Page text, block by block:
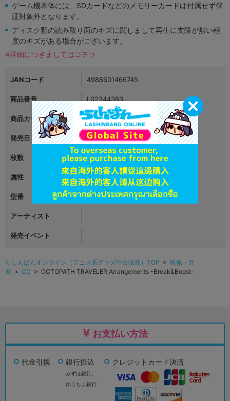
ゲーム機本体には、SDカードなどのメモリーカードは付属せず保
証対象外となります。
ディスク類の読み取り面のキズに関しまして再生に支障が無い程
度のキズがある場合がございます。
※詳細につきましてはコチラ
JANコード 4988601466745
商品番号 L02344383
商品カテゴリ 映像・音楽
発売日 2019年02月20日
枚数 1
属性 ゲーム
型番 SQEX-10703
アーティスト
発売イベント
らしんばんオンライン（アニメ系グッズ中古販売）TOP > 映像・音
楽 > CD > OCTOPATH TRAVELER Arrangements -Break&Boost-
お支払い方法
代金引換 銀行振込
みずほ銀行、
ゆうちょ銀行
クレジットカード決済